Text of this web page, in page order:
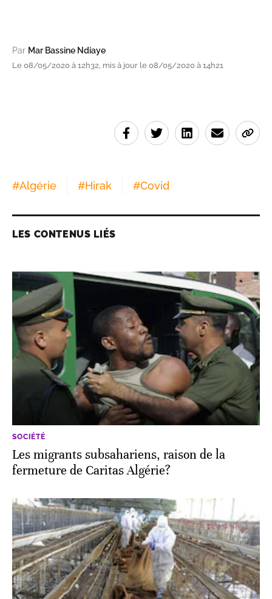
Par Mar Bassine Ndiaye
Le 08/05/2020 à 12h32, mis à jour le 08/05/2020 à 14h21
#Algérie #Hirak #Covid
LES CONTENUS LIÉS
SOCIÉTÉ
Les migrants subsahariens, raison de la
fermeture de Caritas Algérie?